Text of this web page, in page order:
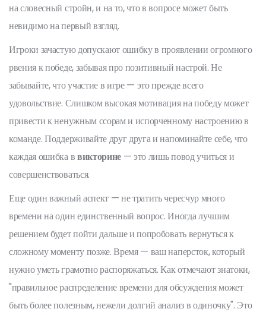
на словесный стройн, и на то, что в вопросе может быть
невидимо на первый взгляд.
Игроки зачастую допускают ошибку в проявлении огромного
рвения к победе, забывая про позитивный настрой. Не
забывайте, что участие в игре — это прежде всего
удовольствие. Слишком высокая мотивация на победу может
привести к ненужным ссорам и испорченному настроению в
команде. Поддерживайте друг друга и напоминайте себе, что
каждая ошибка ввикторине — это лишь повод учиться и
совершенствоваться.
Еще один важный аспект — не тратить чересчур много
времени на один единственный вопрос. Иногда лучшим
решением будет пойти дальше и попробовать вернуться к
сложному моменту позже. Время — ваш наперсток, который
нужно уметь грамотно распоряжаться. Как отмечают знатоки,
"правильное распределение времени для обсуждения может
быть более полезным, нежели долгий анализ в одиночку". Это